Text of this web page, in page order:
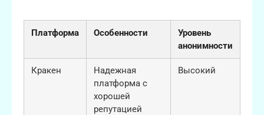
Платформа Особенности
Уровень
анонимности
Кракен
Надежная
платформа с
хорошей
репутацией
Высокий